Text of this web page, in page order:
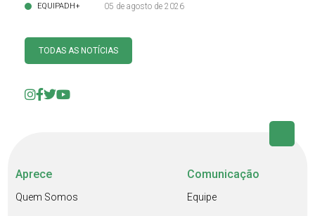
EQUIPADH+ 05 de agosto de 2026
TODAS AS NOTÍCIAS
Aprece
Quem Somos
Comunicação
Equipe